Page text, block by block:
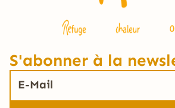
S'abonner à la